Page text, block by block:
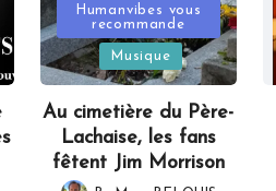
Posted
in
Humanvibes vous
recommande
Musique
Au cimetière du Père-
Lachaise, les fans
fêtent Jim Morrison